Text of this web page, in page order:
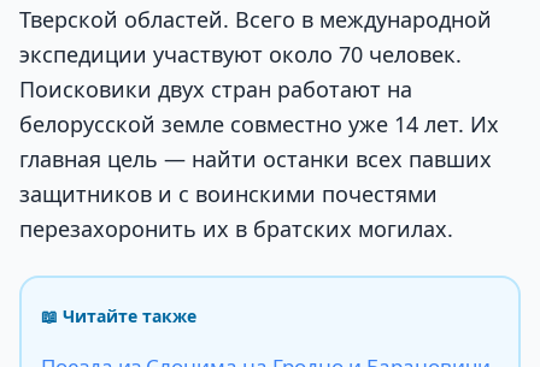
Тверской областей. Всего в международной
экспедиции участвуют около 70 человек.
Поисковики двух стран работают на
белорусской земле совместно уже 14 лет. Их
главная цель — найти останки всех павших
защитников и с воинскими почестями
перезахоронить их в братских могилах.
📖 Читайте также